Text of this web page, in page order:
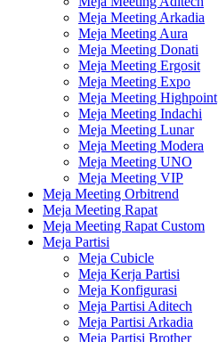
Meja Meeting Arkadia
Meja Meeting Aura
Meja Meeting Donati
Meja Meeting Ergosit
Meja Meeting Expo
Meja Meeting Highpoint
Meja Meeting Indachi
Meja Meeting Lunar
Meja Meeting Modera
Meja Meeting UNO
Meja Meeting VIP
Meja Meeting Orbitrend
Meja Meeting Rapat
Meja Meeting Rapat Custom
Meja Partisi
Meja Cubicle
Meja Kerja Partisi
Meja Konfigurasi
Meja Partisi Aditech
Meja Partisi Arkadia
Meja Partisi Brother